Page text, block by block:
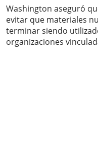
Washington aseguró
evitar que materiales
terminar siendo
organizaciones